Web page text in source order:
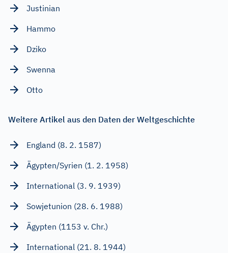
Justinian
Hammo
Dziko
Swenna
Otto
Weitere Artikel aus den Daten der Weltgeschichte
England (8. 2. 1587)
Ägypten/Syrien (1. 2. 1958)
International (3. 9. 1939)
Sowjetunion (28. 6. 1988)
Ägypten (1153 v. Chr.)
International (21. 8. 1944)